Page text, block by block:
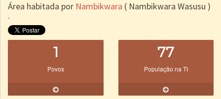
Área habitada por Nambikwara ( Nambikwara Wasusu )
.
1
Povos
77
População na TI